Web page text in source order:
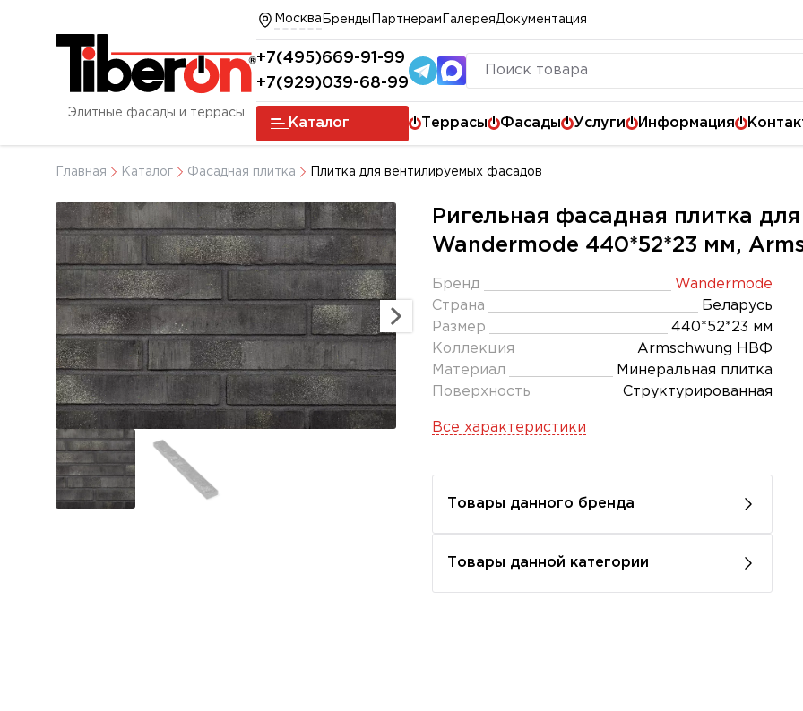
Элитные фасады и террасы
Москва Бренды Партнерам ГалереяДокументация
+7(495)669-91-99
+7(929)039-68-99
Каталог Террасы Фасады Услуги Информация
Главная Каталог Фасадная плитка Плитка для вентилируемых фасадов
Ригельная фасадная плитка
Wandermode 440*52*23 мм,
Бренд
Wandermode
Страна
Беларусь
Размер
440*52*23 мм
Коллекция
Armschwung НВФ
Материал
Минеральная плитка
Поверхность
Структурированная
Все характеристики
Товары данного бренда
Товары данной категории